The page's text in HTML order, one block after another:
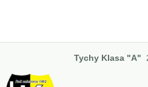
Tychy Klasa "A"